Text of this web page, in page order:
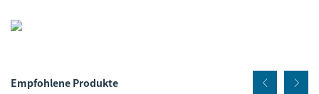
Empfohlene Produkte